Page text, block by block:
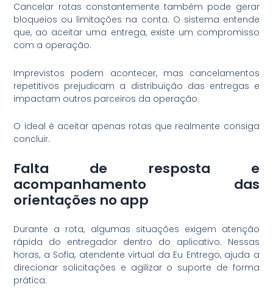
Cancelar rotas constantemente também pode gerar
bloqueios ou limitações na conta. O sistema entende
que, ao aceitar uma entrega, existe um compromisso
com a operação.
Imprevistos podem acontecer, mas cancelamentos
repetitivos prejudicam a distribuição das entregas e
impactam outros parceiros da operação.
O ideal é aceitar apenas rotas que realmente consiga
concluir.
Falta de resposta e
acompanhamento das
orientações no app
Durante a rota, algumas situações exigem atenção
rápida do entregador dentro do aplicativo. Nessas
horas, a Sofia, atendente virtual da Eu Entrego, ajuda a
direcionar solicitações e agilizar o suporte de forma
prática.